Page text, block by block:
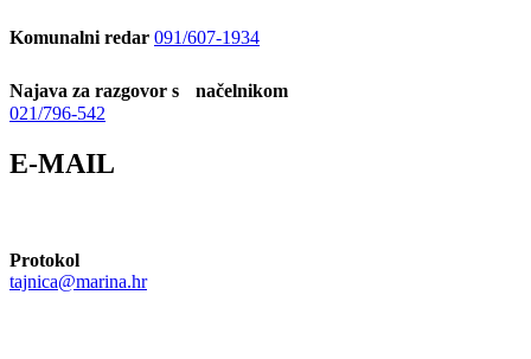
Komunalni redar 091/607-1934
Najava za razgovor s načelnikom
021/796-542
E-MAIL
Protokol
tajnica@marina.hr